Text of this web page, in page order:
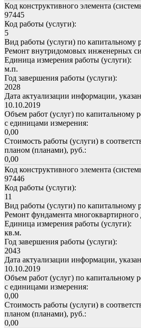
Код конструктивного элемента
97445
Код работы (услуги):
5
Вид работы (услуги) по капитальному
Ремонт внутридомовых инженерных
Единица измерения работы (услуги):
м.п.
Год завершения работы (услуги):
2028
Дата актуализации информации,
10.10.2019
Объем работ (услуг) по капитальному
с единицами измерения:
0,00
Стоимость работы (услуги) в
планом (планами), руб.:
0,00
Код конструктивного элемента
97446
Код работы (услуги):
11
Вид работы (услуги) по капитальному
Ремонт фундамента многоквартирного
Единица измерения работы (услуги):
кв.м.
Год завершения работы (услуги):
2043
Дата актуализации информации,
10.10.2019
Объем работ (услуг) по капитальному
с единицами измерения:
0,00
Стоимость работы (услуги) в
планом (планами), руб.:
0,00